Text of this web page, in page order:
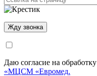
Даю согласие на обработку
«МЦСМ «Евромед.